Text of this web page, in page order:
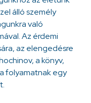
álló személy
való
Az érdemi
az elengedésre
a könyv,
folyamatnak egy